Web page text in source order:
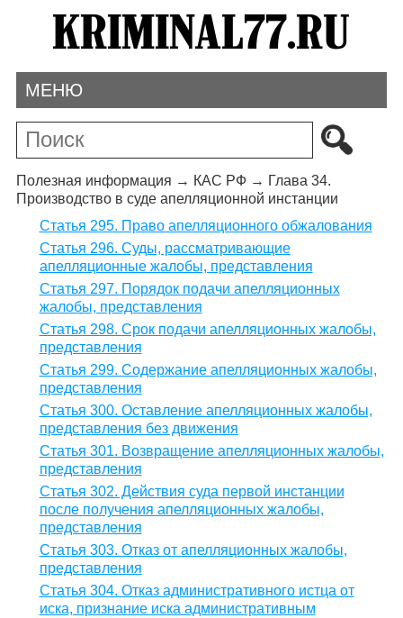
МЕНЮ
Полезная информация → КАС РФ→ Глава 34.
Производство в суде апелляционной инстанции
Статья 295. Право апелляционного обжалования
Статья 296. Суды, рассматривающие
апелляционные жалобы, представления
Статья 297. Порядок подачи апелляционных
жалобы, представления
Статья 298. Срок подачи апелляционных жалобы,
представления
Статья 299. Содержание апелляционных жалобы,
представления
Статья 300. Оставление апелляционных жалобы,
представления без движения
Статья 301. Возвращение апелляционных жалобы,
представления
Статья 302. Действия суда первой инстанции
после получения апелляционных жалобы,
представления
Статья 303. Отказ от апелляционных жалобы,
представления
Статья 304. Отказ административного истца от
иска, признание иска административным